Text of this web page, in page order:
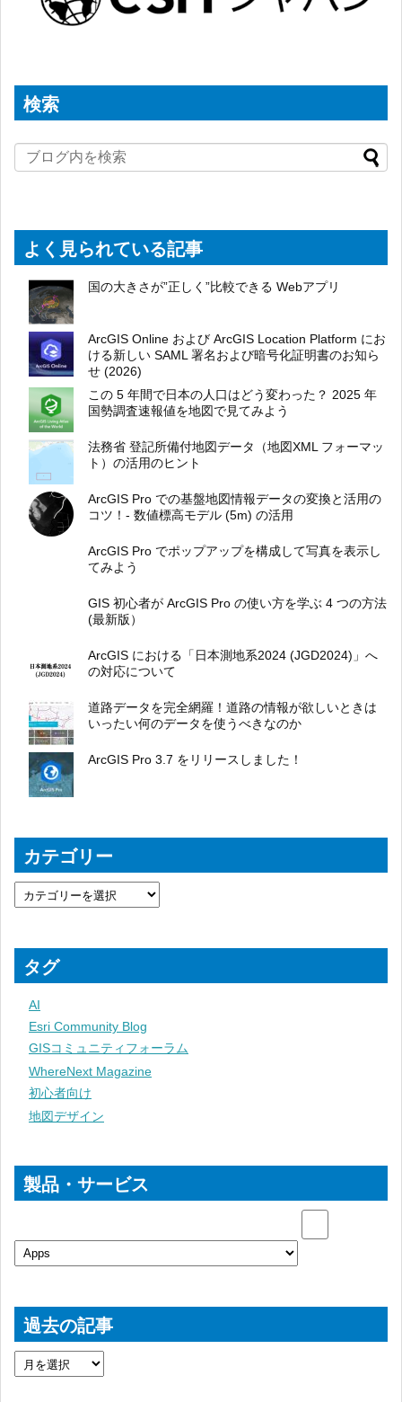
検索
よく見られている記事
国の大きさが”正しく”比較できる Webアプリ
ArcGIS Online および ArcGIS Location Platform にお
ける新しい SAML 署名および暗号化証明書のお知ら
せ (2026)
この 5 年間で日本の人口はどう変わった？ 2025 年
国勢調査速報値を地図で見てみよう
法務省 登記所備付地図データ（地図XML フォーマッ
ト）の活用のヒント
ArcGIS Pro での基盤地図情報データの変換と活用の
コツ！- 数値標高モデル (5m) の活用
ArcGIS Pro でポップアップを構成して写真を表示し
てみよう
GIS 初心者が ArcGIS Pro の使い方を学ぶ 4 つの方法
(最新版）
ArcGIS における「日本測地系2024 (JGD2024)」へ
の対応について
道路データを完全網羅！道路の情報が欲しいときは
いったい何のデータを使うべきなのか
ArcGIS Pro 3.7 をリリースしました！
カテゴリー
タグ
AI
Esri Community Blog
GISコミュニティフォーラム
WhereNext Magazine
初心者向け
地図デザイン
製品・サービス
過去の記事